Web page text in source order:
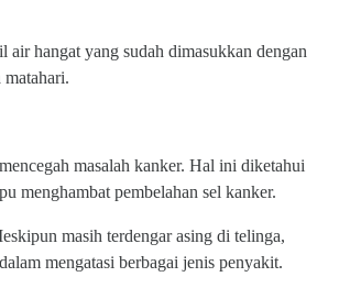
hangat yang sudah dimasukkan dengan
matahari.
masalah kanker. Hal ini diketahui
menghambat pembelahan sel kanker.
masih terdengar asing di telinga,
mengatasi berbagai jenis penyakit.